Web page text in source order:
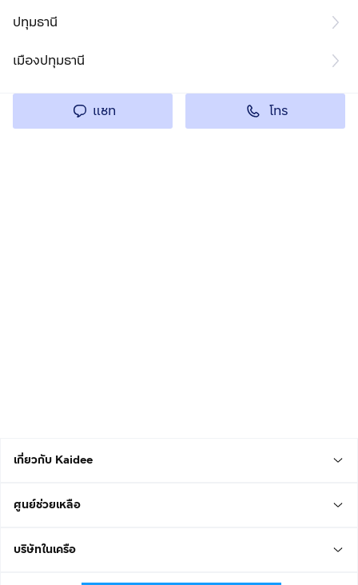
ปทุมธานี
เมืองปทุมธานี
แชท โทร
เกี่ยวกับ Kaidee
ศูนย์ช่วยเหลือ
บริษัทในเครือ